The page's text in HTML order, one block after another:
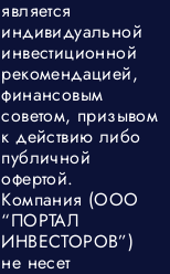
является
индивидуальной
инвестиционной
рекомендацией,
финансовым
советом, призывом
к действию либо
публичной
офертой.
Компания (ООО
“ПОРТАЛ
ИНВЕСТОРОВ”)
не несет